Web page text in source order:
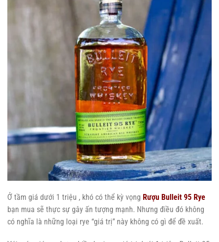
Ở tầm giá dưới 1 triệu , khó có thể kỳ vọng Rượu Bulleit 95 Rye
bạn mua sẽ thực sự gây ấn tượng mạnh. Nhưng điều đó không
có nghĩa là những loại rye “giá trị” này không có gì để đề xuất.